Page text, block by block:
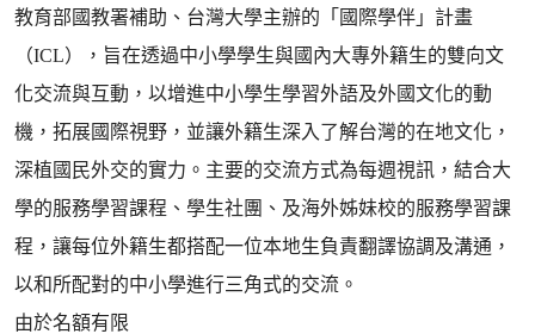
教育部國教署補助、台灣大學主辦的「國際學伴」計畫
（ICL），旨在透過中小學學生與國內大專外籍生的雙向文
化交流與互動，以增進中小學生學習外語及外國文化的動
機，拓展國際視野，並讓外籍生深入了解台灣的在地文化，
深植國民外交的實力。主要的交流方式為每週視訊，結合大
學的服務學習課程、學生社團、及海外姊妹校的服務學習課
程，讓每位外籍生都搭配一位本地生負責翻譯協調及溝通，
以和所配對的中小學進行三角式的交流。
由於名額有限